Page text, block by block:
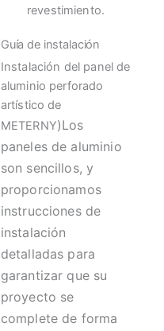
revestimiento.
Guía de instalación
Instalación del panel de
aluminio perforado
artístico de
METERNY)Los
paneles de aluminio
son sencillos, y
proporcionamos
instrucciones de
instalación
detalladas para
garantizar que su
proyecto se
complete de forma